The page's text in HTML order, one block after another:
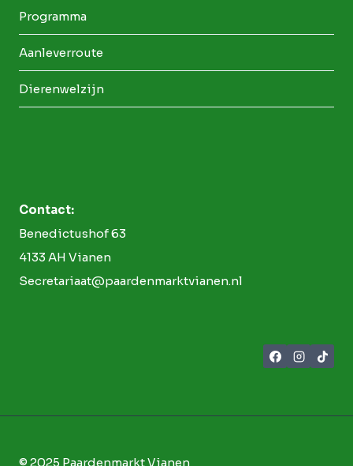
Programma
Aanleverroute
Dierenwelzijn
Contact:
Benedictushof 63
4133 AH Vianen
Secretariaat@paardenmarktvianen.nl
© 2025 Paardenmarkt Vianen